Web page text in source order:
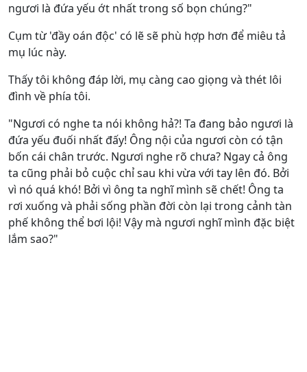
ngươi là đứa yếu ớt nhất trong số bọn chúng?"
Cụm từ 'đầy oán độc' có lẽ sẽ phù hợp hơn để miêu tả
mụ lúc này.
Thấy tôi không đáp lời, mụ càng cao giọng và thét lôi
đình về phía tôi.
"Ngươi có nghe ta nói không hả?! Ta đang bảo ngươi là
đứa yếu đuối nhất đấy! Ông nội của ngươi còn có tận
bốn cái chân trước. Ngươi nghe rõ chưa? Ngay cả ông
ta cũng phải bỏ cuộc chỉ sau khi vừa với tay lên đó. Bởi
vì nó quá khó! Bởi vì ông ta nghĩ mình sẽ chết! Ông ta
rơi xuống và phải sống phần đời còn lại trong cảnh tàn
phế không thể bơi lội! Vậy mà ngươi nghĩ mình đặc biệt
lắm sao?"